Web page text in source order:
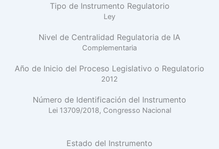
Tipo de Instrumento Regulatorio
Ley
Nivel de Centralidad Regulatoria de IA
Complementaria
Año de Inicio del Proceso Legislativo o Regulatorio
2012
Número de Identificación del Instrumento
Lei 13709/2018, Congresso Nacional
Estado del Instrumento